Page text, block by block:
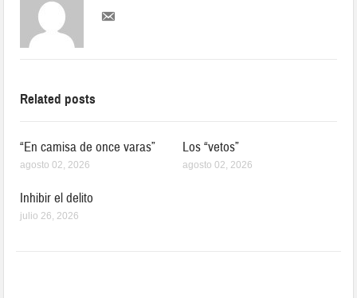
Related posts
“En camisa de once varas”
agosto 02, 2026
Los “vetos”
agosto 02, 2026
Inhibir el delito
julio 26, 2026